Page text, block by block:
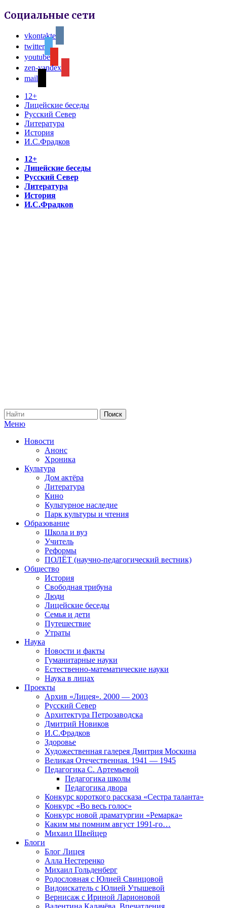
Социальные сети
vkontakte
twitter
youtube
zen-yandex
mail
12+
Лицейские беседы
Русский Север
Литература
История
И.С.Фрадков
12+
Лицейские беседы
Русский Север
Литература
История
И.С.Фрадков
Меню
Новости
Анонс
Хроника
Культура
Дом актёра
Литература
Кино
Культурное наследие
Парк культуры и чтения
Образование
Школа и вуз
Учитель
Реформы
ПОЛЁТ (научно-педагогический вестник)
Общество
История
Свободная трибуна
Люди
Лицейские беседы
Семья и дети
Путешествие
Утраты
Наука
Новости и факты
Гуманитарные науки
Естественно-математические науки
Наука в лицах
Проекты
Архив «Лицея». 2000 — 2003
Русский Север
Архитектура Петрозаводска
Дмитрий Новиков
И.С.Фрадков
Здоровье
Художественная галерея Дмитрия Москина
Великая Отечественная. 1941 — 1945
Педагогика С. Артемьевой
Педагогика школы
Педагогика двора
Конкурс короткого рассказа «Сестра таланта»
Конкурс «Во весь голос»
Конкурс новой драматургии «Ремарка»
Каким мы помним август 1991-го…
Михаил Швейцер
Блоги
Блог Лицея
Алла Нестеренко
Михаил Гольденберг
Родословная с Юлией Свинцовой
Видоискатель с Юлией Утышевой
Вернисаж с Ириной Ларионовой